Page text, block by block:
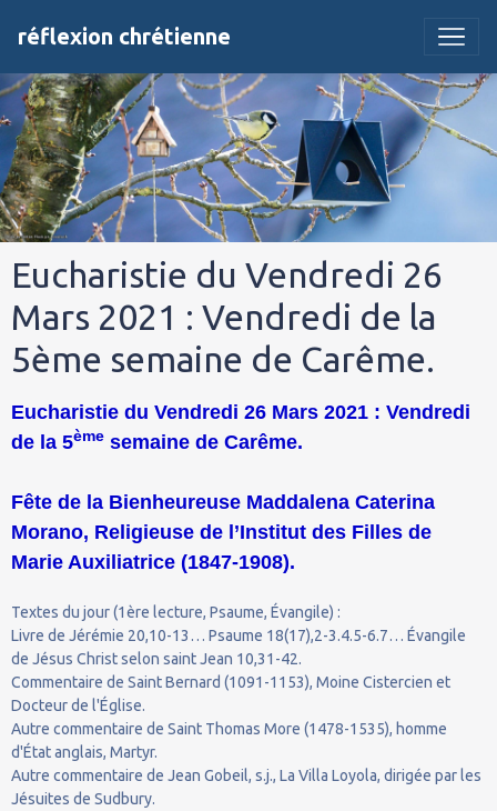
réflexion chrétienne
Eucharistie du Vendredi 26
Mars 2021 : Vendredi de la
5ème semaine de Carême.
Eucharistie du Vendredi 26 Mars 2021 : Vendredi
de la 5ème semaine de Carême.
Fête de la Bienheureuse Maddalena Caterina
Morano, Religieuse de l’Institut des Filles de
Marie Auxiliatrice (1847-1908).
Textes du jour (1ère lecture, Psaume, Évangile) :
Livre de Jérémie 20,10-13… Psaume 18(17),2-3.4.5-6.7… Évangile
de Jésus Christ selon saint Jean 10,31-42.
Commentaire de Saint Bernard (1091-1153), Moine Cistercien et
Docteur de l'Église.
Autre commentaire de Saint Thomas More (1478-1535), homme
d'État anglais, Martyr.
Autre commentaire de Jean Gobeil, s.j., La Villa Loyola, dirigée par les
Jésuites de Sudbury.